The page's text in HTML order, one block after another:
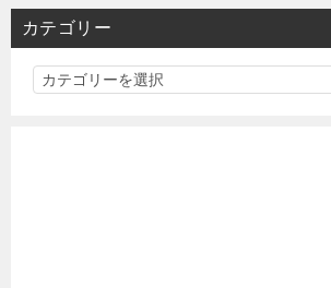
カテゴリー
カ